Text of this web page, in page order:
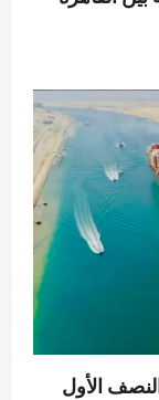
الممتاز.. القمة
5, 2026
أمام الاتحاد
الأول